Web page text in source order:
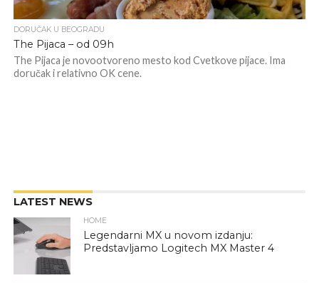
DORUČAK U BEOGRADU
The Pijaca – od 09h
The Pijaca je novootvoreno mesto kod Cvetkove pijace. Ima
doručak i relativno OK cene.
LATEST NEWS
HOME
Legendarni MX u novom izdanju:
Predstavljamo Logitech MX Master 4